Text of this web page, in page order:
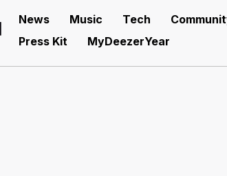
News Music Tech
Press Kit
MyDeezerYear